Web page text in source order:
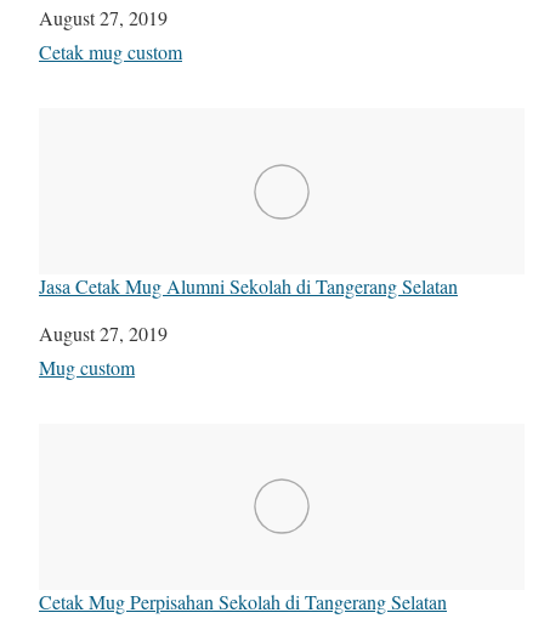
Date
August 27, 2019
In relation to
Cetak mug custom
Jasa Cetak Mug Alumni Sekolah di Tangerang Selatan
Date
August 27, 2019
In relation to
Mug custom
Cetak Mug Perpisahan Sekolah di Tangerang Selatan